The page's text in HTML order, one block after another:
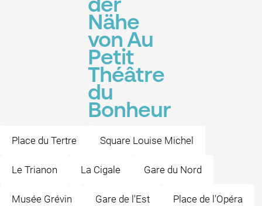
der
Nähe
von Au
Petit
Théâtre
du
Bonheur
Place du Tertre Square Louise Michel
Le Trianon La Cigale Gare du Nord
Musée Grévin Gare de l'Est Place de l'Opéra